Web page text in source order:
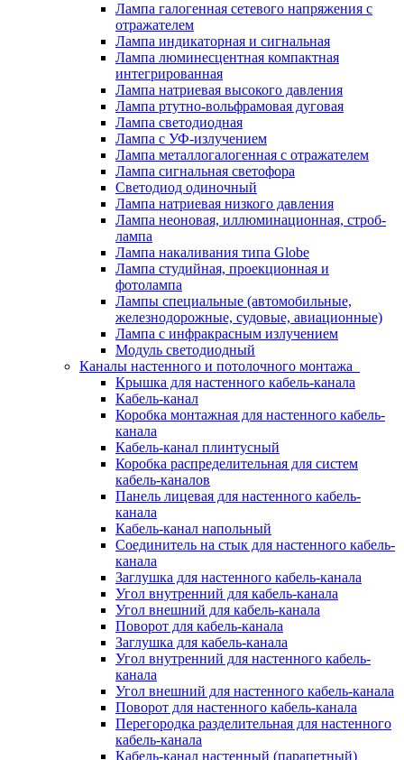
Лампа галогенная сетевого напряжения с
отражателем
Лампа индикаторная и сигнальная
Лампа люминесцентная компактная
интегрированная
Лампа натриевая высокого давления
Лампа ртутно-вольфрамовая дуговая
Лампа светодиодная
Лампа с УФ-излучением
Лампа металлогалогенная с отражателем
Лампа сигнальная светофора
Светодиод одиночный
Лампа натриевая низкого давления
Лампа неоновая, иллюминационная, строб-
лампа
Лампа накаливания типа Globe
Лампа студийная, проекционная и
фотолампа
Лампы специальные (автомобильные,
железнодорожные, судовые, авиационные)
Лампа с инфракрасным излучением
Модуль светодиодный
Каналы настенного и потолочного монтажа
Крышка для настенного кабель-канала
Кабель-канал
Коробка монтажная для настенного кабель-
канала
Кабель-канал плинтусный
Коробка распределительная для систем
кабель-каналов
Панель лицевая для настенного кабель-
канала
Кабель-канал напольный
Соединитель на стык для настенного кабель-
канала
Заглушка для настенного кабель-канала
Угол внутренний для кабель-канала
Угол внешний для кабель-канала
Поворот для кабель-канала
Заглушка для кабель-канала
Угол внутренний для настенного кабель-
канала
Угол внешний для настенного кабель-канала
Поворот для настенного кабель-канала
Перегородка разделительная для настенного
кабель-канала
Кабель-канал настенный (парапетный)